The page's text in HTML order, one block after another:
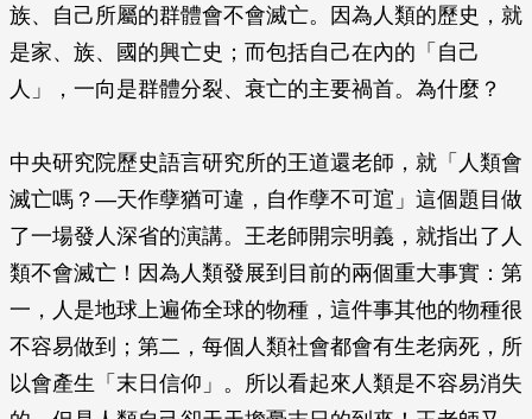
族、自己所屬的群體會不會滅亡。因為人類的歷史，就
是家、族、國的興亡史；而包括自己在內的「自己
人」，一向是群體分裂、衰亡的主要禍首。為什麼？
中央研究院歷史語言研究所的王道還老師，就「人類會
滅亡嗎？—天作孽猶可違，自作孽不可逭」這個題目做
了一場發人深省的演講。王老師開宗明義，就指出了人
類不會滅亡！因為人類發展到目前的兩個重大事實：第
一，人是地球上遍佈全球的物種，這件事其他的物種很
不容易做到；第二，每個人類社會都會有生老病死，所
以會產生「末日信仰」。所以看起來人類是不容易消失